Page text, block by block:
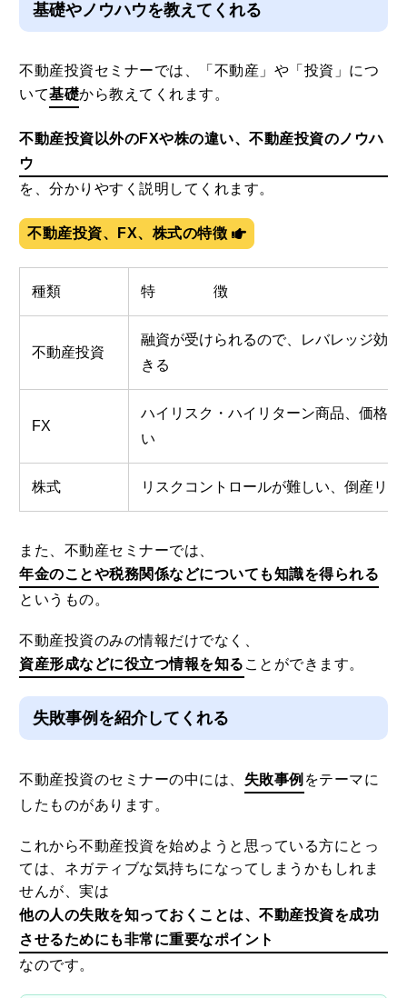
基礎やノウハウを教えてくれる
不動産投資セミナーでは、「不動産」や「投資」につ
いて基礎から教えてくれます。
不動産投資以外のFXや株の違い、不動産投資のノウハ
ウ
を、分かりやすく説明してくれます。
不動産投資、FX、株式の特徴
種類 特 徴
不動産投資
融資が受けられるので、レバレッジ効果
きる
FX
ハイリスク・ハイリターン商品、価格変
い
株式 リスクコントロールが難しい、倒産リス
また、不動産セミナーでは、
年金のことや税務関係などについても知識を得られる
というもの。
不動産投資のみの情報だけでなく、
資産形成などに役立つ情報を知る ことができます。
失敗事例を紹介してくれる
不動産投資のセミナーの中には、 失敗事例 をテーマに
したものがあります。
これから不動産投資を始めようと思っている方にとっ
ては、ネガティブな気持ちになってしまうかもしれま
せんが、実は
他の人の失敗を知っておくことは、不動産投資を成功
させるためにも非常に重要なポイント
なのです。